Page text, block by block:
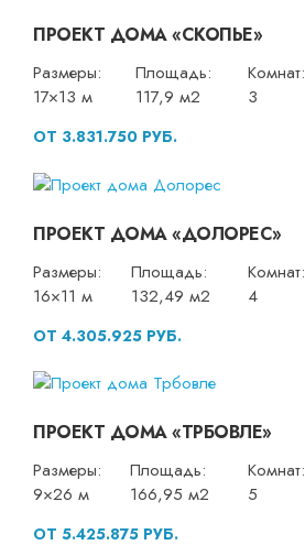
ПРОЕКТ ДОМА «СКОПЬЕ»
Размеры:
17×13 м
Площадь:
117,9 м2
Комнат:
3
ОТ 3.831.750 РУБ.
ПРОЕКТ ДОМА «ДОЛОРЕС»
Размеры:
16×11 м
Площадь:
132,49 м2
Комнат:
4
ОТ 4.305.925 РУБ.
ПРОЕКТ ДОМА «ТРБОВЛЕ»
Размеры:
9×26 м
Площадь:
166,95 м2
Комнат:
5
ОТ 5.425.875 РУБ.